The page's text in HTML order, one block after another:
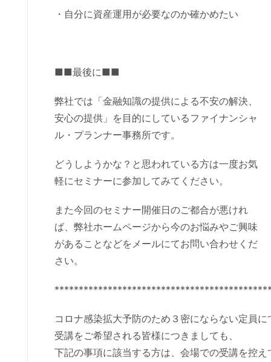
・自分に資産運用が必要なのか確かめたい
■■最後に■■
弊社では「金融知識の提供による不安の解決、
安心の提供」を目的にしているファイナンシャ
ル・プランナー事務所です。
どうしようかな？と思われている方は一度お気
軽にセミナーに参加してみてください。
また今回のセミナー開催日のご都合が悪けれ
ば、弊社ホームページから今のお悩みやご興味
があることなどをメールにてお問い合わせくだ
さい。
コロナ感染拡大予防のため３密にならない定員
受講をご希望される皆様につきましても、
下記の事項に該当する方は、会場での受講を控